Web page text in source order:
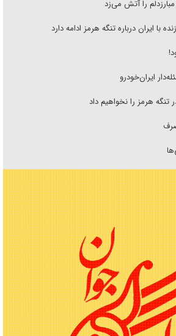
را آتش می‌زد
با ایران درباره تنگه هرمز ادامه دارد
ایران‌خودرو
هرمز را نخواهیم داد